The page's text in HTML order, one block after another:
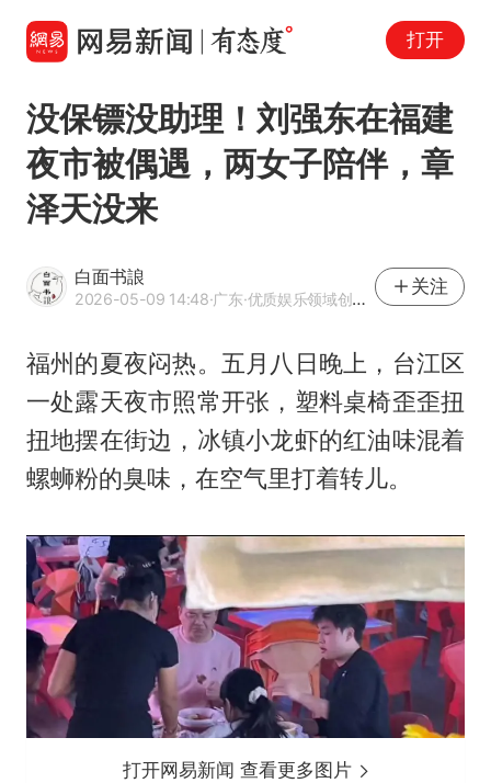
打开
没保镖没助理！刘强东在福建
夜市被偶遇，两女子陪伴，章
泽天没来
白面书誏
2026-05-09 14:48·广东·优质娱乐领域创作者
关注
福州的夏夜闷热。五月八日晚上，台江区
一处露天夜市照常开张，塑料桌椅歪歪扭
扭地摆在街边，冰镇小龙虾的红油味混着
螺蛳粉的臭味，在空气里打着转儿。
打开网易新闻 查看更多图片